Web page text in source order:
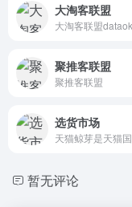
大淘客联盟
聚推客联盟
聚推客联盟
选货市场
暂无评论